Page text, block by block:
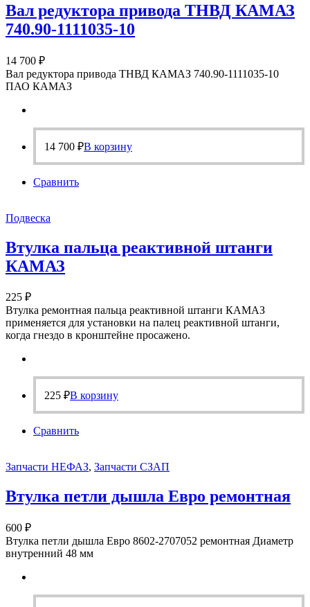
Вал редуктора привода ТНВД КАМАЗ
740.90-1111035-10
14 700 ₽
Вал редуктора привода ТНВД КАМАЗ 740.90-1111035-10
ПАО КАМАЗ
14 700 ₽В корзину
Сравнить
Подвеска
Втулка пальца реактивной штанги
КАМАЗ
225 ₽
Втулка ремонтная пальца реактивной штанги КАМАЗ
применяется для установки на палец реактивной штанги,
когда гнездо в кронштейне просажено.
225 ₽В корзину
Сравнить
Запчасти НЕФАЗ, Запчасти СЗАП
Втулка петли дышла Евро ремонтная
600 ₽
Втулка петли дышла Евро 8602-2707052 ремонтная Диаметр
внутренний 48 мм